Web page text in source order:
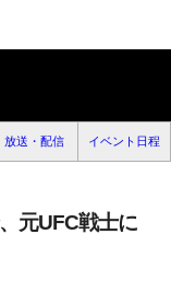
放送・配信 イベント日程
元UFC戦士に